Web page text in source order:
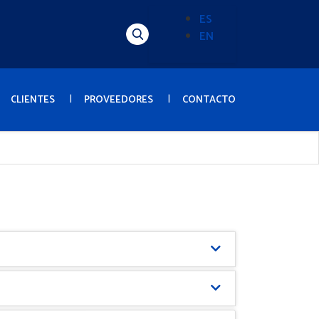
Alternador
(Content)
ES
EN
CLIENTES PROVEEDORES CONTACTO